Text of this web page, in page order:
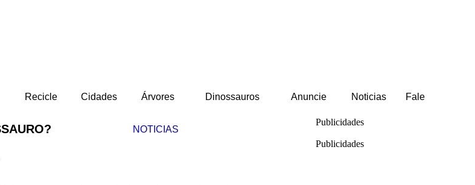
Recicle Cidades Árvores Dinossauros Anuncie Noticias Fale
NOTICIAS
Publicidades
Publicidades